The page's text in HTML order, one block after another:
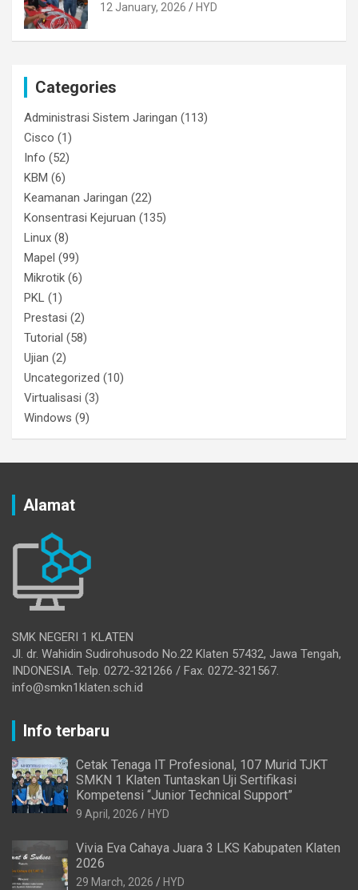
12 January, 2026 HYD
Categories
Administrasi Sistem Jaringan (113)
Cisco (1)
Info (52)
KBM (6)
Keamanan Jaringan (22)
Konsentrasi Kejuruan (135)
Linux (8)
Mapel (99)
Mikrotik (6)
PKL (1)
Prestasi (2)
Tutorial (58)
Ujian (2)
Uncategorized (10)
Virtualisasi (3)
Windows (9)
Alamat
SMK NEGERI 1 KLATEN
Jl. dr. Wahidin Sudirohusodo No.22 Klaten 57432, Jawa Tengah,
INDONESIA. Telp. 0272-321266 / Fax. 0272-321567.
info@smkn1klaten.sch.id
Info terbaru
Cetak Tenaga IT Profesional, 107 Murid TJKT
SMKN 1 Klaten Tuntaskan Uji Sertifikasi
Kompetensi “Junior Technical Support”
9 April, 2026 HYD
Vivia Eva Cahaya Juara 3 LKS Kabupaten Klaten
2026
29 March, 2026 HYD